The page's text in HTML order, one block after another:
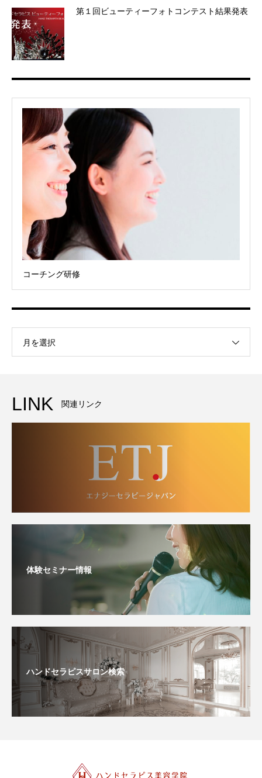
第１回ビューティーフォトコンテスト結果発表
コーチング研修
月を選択
LINK 関連リンク
体験セミナー情報
ハンドセラピスサロン検索